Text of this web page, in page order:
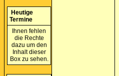
Heutige
Termine
Ihnen fehlen
die Rechte
dazu um den
Inhalt dieser
Box zu sehen.